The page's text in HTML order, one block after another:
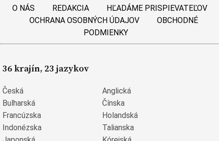
O NÁS REDAKCIA
HĽADÁME PRISPIEVATEĽOV
OCHRANA OSOBNÝCH ÚDAJOV
OBCHODNÉ
PODMIENKY
36 krajín, 23 jazykov
Česká
Anglická
Bulharská
Čínska
Francúzska
Holandská
Indonézska
Talianska